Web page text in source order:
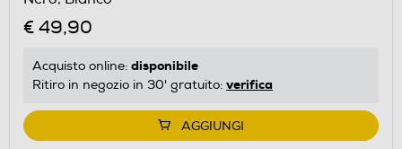
€ 49,90
Acquisto online: disponibile
Ritiro in negozio in 30' gratuito: verifica
AGGIUNGI